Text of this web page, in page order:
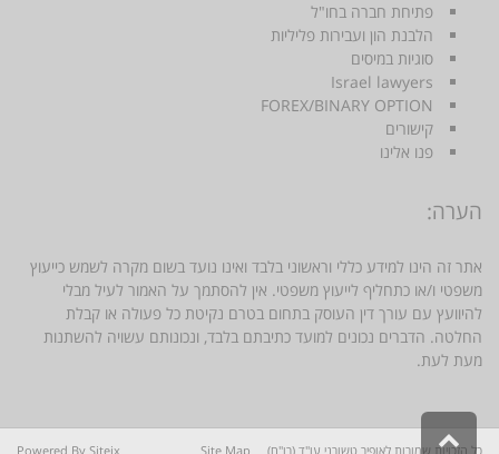
פתיחת חברה בחו"ל
הלבנת הון ועבירות פליליות
סוגיות במיסים
Israel lawyers
FOREX/BINARY OPTION
קישורים
פנו אלינו
הערה:
אתר זה הינו למידע כללי וראשוני בלבד ואינו נועד בשום מקרה לשמש כייעוץ
משפטי ו/או כתחליף לייעוץ משפטי. אין להסתמך על האמור לעיל מבלי
להיוועץ עם עורך דין העוסק בתחום בטרם נקיטת כל פעולה או קבלת
החלטה. הדברים נכונים למועד כתיבתם בלבד, ונכונותם עשויה להשתנות
מעת לעת.
כל הזכויות שמורות לאופיר טשורני עו"ד (רו"ח) Site Map
Powered By Siteix גלילה